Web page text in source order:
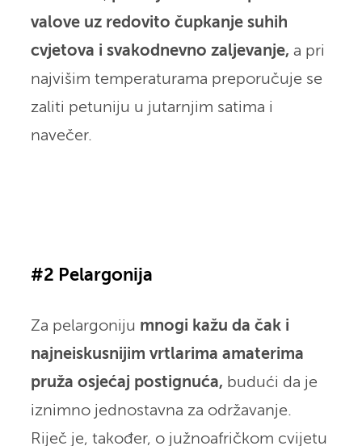
valove uz redovito čupkanje suhih
cvjetova i svakodnevno zaljevanje, a pri
najvišim temperaturama preporučuje se
zaliti petuniju u jutarnjim satima i
navečer.
#2 Pelargonija
Za pelargoniju mnogi kažu da čak i
najneiskusnijim vrtlarima amaterima
pruža osjećaj postignuća, budući da je
iznimno jednostavna za održavanje.
Riječ je, također, o južnoafričkom cvijetu